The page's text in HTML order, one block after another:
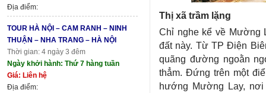
Địa điểm:
TOUR HÀ NỘI – CAM RANH – NINH
THUẬN – NHA TRANG – HÀ NỘI
Thời gian: 4 ngày 3 đêm
Ngày khởi hành: Thứ 7 hàng tuần
Giá: Liên hệ
Địa điểm:
Thị xã trầm lặng
Chỉ nghe kể về Mường
đất này. Từ TP Điện
quãng đường ngoằn
thẳm. Đứng trên một
hướng Mường Lay,